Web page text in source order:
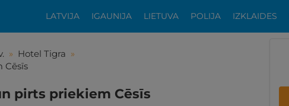
LATVIJA IGAUNIJA LIETUVA POLIJA IZKLAIDES
» Hotel Tigra »
Cēsīs
pirts priekiem Cēsīs